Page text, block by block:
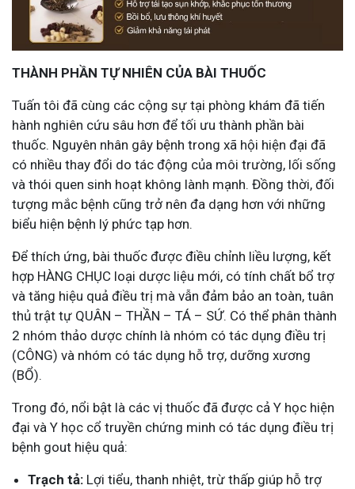
THÀNH PHẦN TỰ NHIÊN CỦA BÀI THUỐC
Tuấn tôi đã cùng các cộng sự tại phòng khám đã tiến
hành nghiên cứu sâu hơn để tối ưu thành phần bài
thuốc. Nguyên nhân gây bệnh trong xã hội hiện đại đã
có nhiều thay đổi do tác động của môi trường, lối sống
và thói quen sinh hoạt không lành mạnh. Đồng thời, đối
tượng mắc bệnh cũng trở nên đa dạng hơn với những
biểu hiện bệnh lý phức tạp hơn.
Để thích ứng, bài thuốc được điều chỉnh liều lượng, kết
hợp HÀNG CHỤC loại dược liệu mới, có tính chất bổ trợ
và tăng hiệu quả điều trị mà vẫn đảm bảo an toàn, tuân
thủ trật tự QUÂN – THẦN – TÁ – SỨ. Có thể phân thành
2 nhóm thảo dược chính là nhóm có tác dụng điều trị
(CÔNG) và nhóm có tác dụng hỗ trợ, dưỡng xương
(BỔ).
Trong đó, nổi bật là các vị thuốc đã được cả Y học hiện
đại và Y học cổ truyền chứng minh có tác dụng điều trị
bệnh gout hiệu quả:
Trạch tả: Lợi tiểu, thanh nhiệt, trừ thấp giúp hỗ trợ